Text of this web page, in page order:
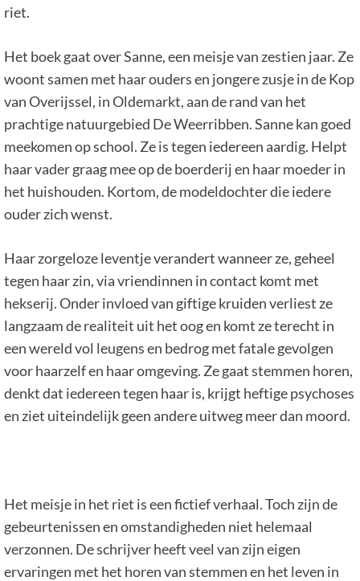
riet.
Het boek gaat over Sanne, een meisje van zestien jaar. Ze
woont samen met haar ouders en jongere zusje in de Kop
van Overijssel, in Oldemarkt, aan de rand van het
prachtige natuurgebied De Weerribben. Sanne kan goed
meekomen op school. Ze is tegen iedereen aardig. Helpt
haar vader graag mee op de boerderij en haar moeder in
het huishouden. Kortom, de modeldochter die iedere
ouder zich wenst.
Haar zorgeloze leventje verandert wanneer ze, geheel
tegen haar zin, via vriendinnen in contact komt met
hekserij. Onder invloed van giftige kruiden verliest ze
langzaam de realiteit uit het oog en komt ze terecht in
een wereld vol leugens en bedrog met fatale gevolgen
voor haarzelf en haar omgeving. Ze gaat stemmen horen,
denkt dat iedereen tegen haar is, krijgt heftige psychoses
en ziet uiteindelijk geen andere uitweg meer dan moord.
Het meisje in het riet is een fictief verhaal. Toch zijn de
gebeurtenissen en omstandigheden niet helemaal
verzonnen. De schrijver heeft veel van zijn eigen
ervaringen met het horen van stemmen en het leven in